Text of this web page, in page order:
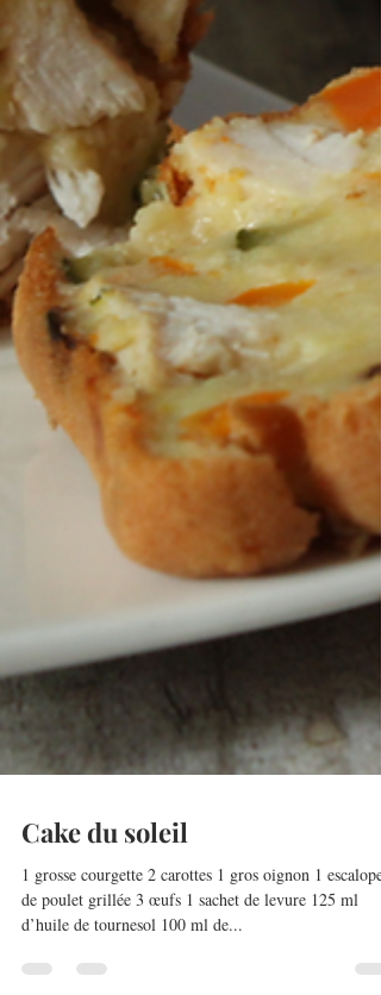
Cake du soleil
1 grosse courgette 2 carottes 1 gros oignon 1 escalope
d’huile de tournesol 100 ml de...